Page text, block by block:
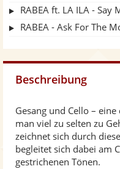
RABEA ft. LA ILA - Say My
RABEA - Ask For The
Beschreibung
Gesang und Cello –
man viel zu selten zu
zeichnet sich durch
begleitet sich dabei am
gestrichenen Tönen.